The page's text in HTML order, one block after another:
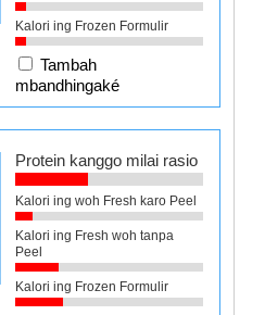
Kalori ing Frozen Formulir
Tambah
mbandhingaké
Protein kanggo milai rasio
Kalori ing woh Fresh karo Peel
Kalori ing Fresh woh tanpa
Peel
Kalori ing Frozen Formulir